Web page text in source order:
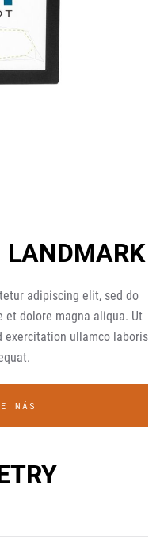
LANDMARK
adipiscing elit, sed do
dolore magna aliqua. Ut
exercitation ullamco laboris
NÁS